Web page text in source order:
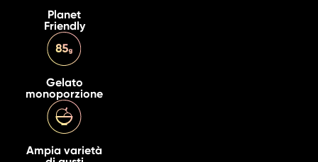
Planet
Friendly
Gelato
monoporzione
Ampia varietà